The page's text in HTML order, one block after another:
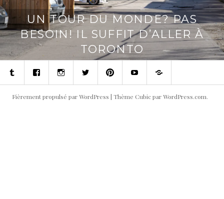
UN TOUR DU MONDE? PAS
BESOIN! IL SUFFIT D’ALLER À
TORONTO
TumblrFacebookInstagramTwitterPinterestYoutubeContact
Fièrement propulsé par WordPress | Thème Cubic parWordPress.com.